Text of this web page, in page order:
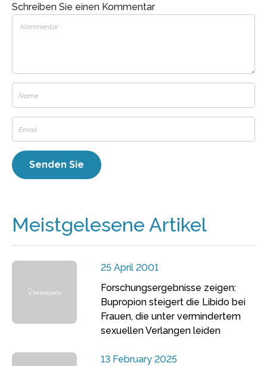
Schreiben Sie einen Kommentar
Meistgelesene Artikel
25 April 2001
Forschungsergebnisse zeigen:
Bupropion steigert die Libido bei
Frauen, die unter vermindertem
sexuellen Verlangen leiden
13 February 2025